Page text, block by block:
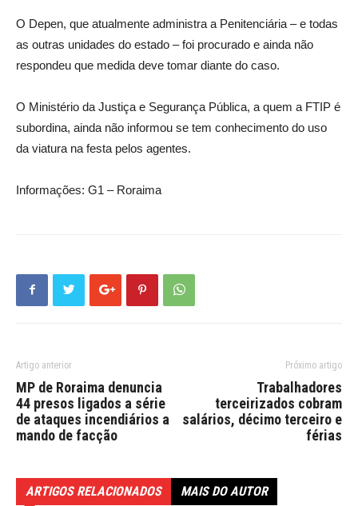
O Depen, que atualmente administra a Penitenciária – e todas
as outras unidades do estado – foi procurado e ainda não
respondeu que medida deve tomar diante do caso.
O Ministério da Justiça e Segurança Pública, a quem a FTIP é
subordina, ainda não informou se tem conhecimento do uso
da viatura na festa pelos agentes.
Informações: G1 – Roraima
Artigo anterior
MP de Roraima denuncia
44 presos ligados a série
de ataques incendiários a
mando de facção
Próximo artigo
Trabalhadores
terceirizados cobram
salários, décimo terceiro e
férias
ARTIGOS RELACIONADOS MAIS DO AUTOR